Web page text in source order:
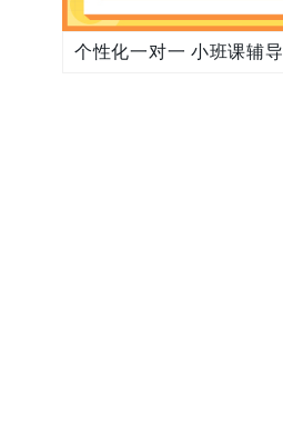
个性化一对一 小班课辅导